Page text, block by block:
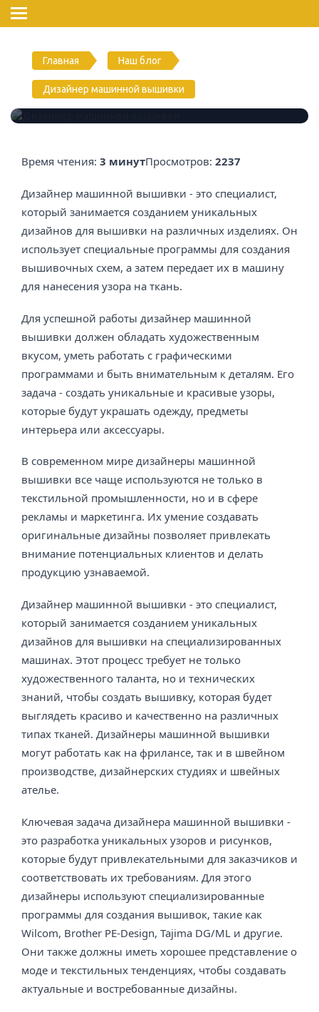
Главная Наш блог
Дизайнер машинной вышивки
Дизайнер машинной вышивки
Время чтения: 3 минутПросмотров: 2237
Дизайнер машинной вышивки - это специалист,
который занимается созданием уникальных
дизайнов для вышивки на различных изделиях. Он
использует специальные программы для создания
вышивочных схем, а затем передает их в машину
для нанесения узора на ткань.
Для успешной работы дизайнер машинной
вышивки должен обладать художественным
вкусом, уметь работать с графическими
программами и быть внимательным к деталям. Его
задача - создать уникальные и красивые узоры,
которые будут украшать одежду, предметы
интерьера или аксессуары.
В современном мире дизайнеры машинной
вышивки все чаще используются не только в
текстильной промышленности, но и в сфере
рекламы и маркетинга. Их умение создавать
оригинальные дизайны позволяет привлекать
внимание потенциальных клиентов и делать
продукцию узнаваемой.
Дизайнер машинной вышивки - это специалист,
который занимается созданием уникальных
дизайнов для вышивки на специализированных
машинах. Этот процесс требует не только
художественного таланта, но и технических
знаний, чтобы создать вышивку, которая будет
выглядеть красиво и качественно на различных
типах тканей. Дизайнеры машинной вышивки
могут работать как на фрилансе, так и в швейном
производстве, дизайнерских студиях и швейных
ателье.
Ключевая задача дизайнера машинной вышивки -
это разработка уникальных узоров и рисунков,
которые будут привлекательными для заказчиков и
соответствовать их требованиям. Для этого
дизайнеры используют специализированные
программы для создания вышивок, такие как
Wilcom, Brother PE-Design, Tajima DG/ML и другие.
Они также должны иметь хорошее представление о
моде и текстильных тенденциях, чтобы создавать
актуальные и востребованные дизайны.